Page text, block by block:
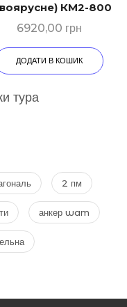
КМ2-800
6920,00 грн
ДОДАТИ В КОШИК
тура
2 пм
анкер wam